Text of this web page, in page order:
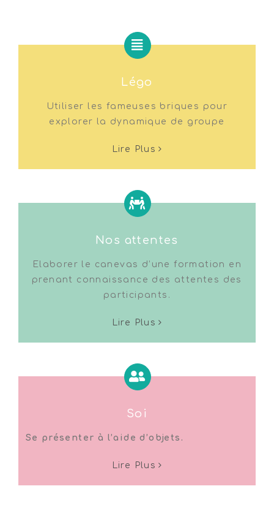
Légo
Utiliser les fameuses briques pour
explorer la dynamique de groupe
Lire Plus
Nos attentes
Elaborer le canevas d’une formation en
prenant connaissance des attentes des
participants.
Lire Plus
Soi
Se présenter à l’aide d’objets.
Lire Plus